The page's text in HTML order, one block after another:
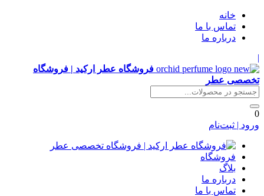
خانه
تماس با ما
درباره ما
|
فروشگاه عطر ارکید | فروشگاه
تخصصی عطر
0
ورود | ثبت‌نام
فروشگاه
بلاگ
درباره ما
تماس با ما